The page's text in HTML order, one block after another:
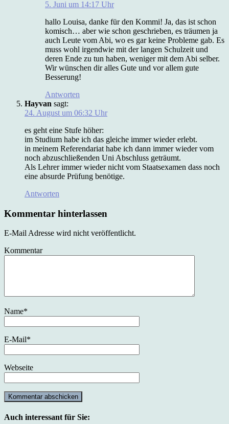
5. Juni um 14:17 Uhr
hallo Louisa, danke für den Kommi! Ja, das ist schon
komisch… aber wie schon geschrieben, es träumen ja
auch Leute vom Abi, wo es gar keine Probleme gab. Es
muss wohl irgendwie mit der langen Schulzeit und
deren Ende zu tun haben, weniger mit dem Abi selber.
Wir wünschen dir alles Gute und vor allem gute
Besserung!
Antworten
Hayvan sagt:
24. August um 06:32 Uhr
es geht eine Stufe höher:
im Studium habe ich das gleiche immer wieder erlebt.
in meinem Referendariat habe ich dann immer wieder vom
noch abzuschließenden Uni Abschluss geträumt.
Als Lehrer immer wieder nicht vom Staatsexamen dass noch
eine absurde Prüfung benötige.
Antworten
Kommentar hinterlassen
E-Mail Adresse wird nicht veröffentlicht.
Kommentar
Name*
E-Mail*
Webseite
Auch interessant für Sie: